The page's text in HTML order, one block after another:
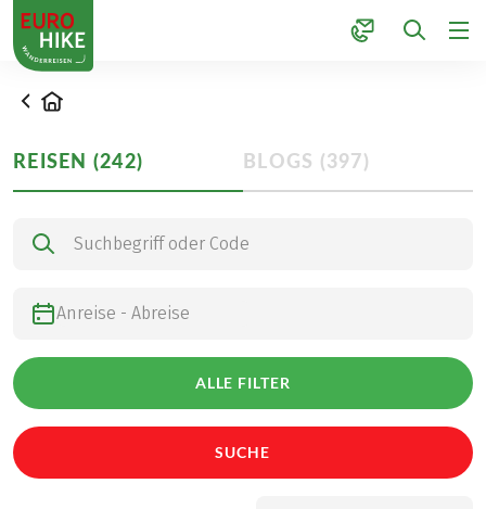
1
Startseite
REISEN (242) BLOGS (397)
Nach Touren suchen
ALLE FILTER
SUCHE